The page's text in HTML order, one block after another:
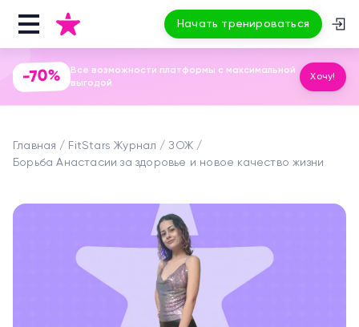
Начать тренироваться
-70%
Все возможности платформы с максимальной
выгодой
Хочу!
Главная FitStars Журнал
ЗОЖ
Борьба Анастасии за здоровье и новое качество жизни